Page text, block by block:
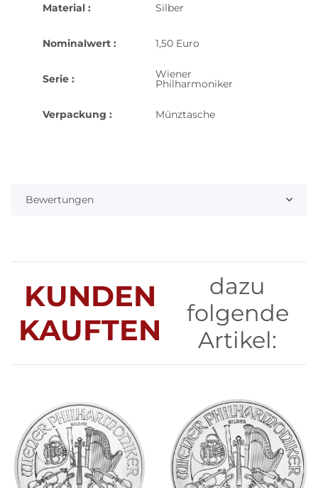
Material : Silber
Nominalwert : 1,50 Euro
Serie : Wiener
Philharmoniker
Verpackung : Münztasche
Bewertungen
KUNDEN
KAUFTEN
dazu
folgende
Artikel: